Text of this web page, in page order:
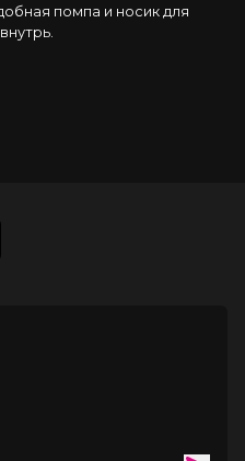
помпа и носик для